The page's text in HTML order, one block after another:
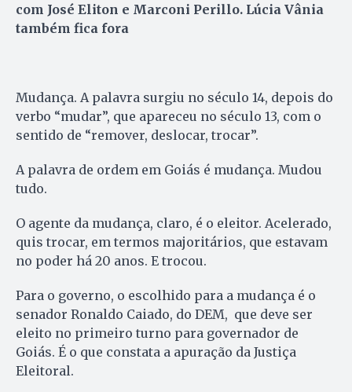
com José Eliton e Marconi Perillo. Lúcia Vânia
também fica fora
Mudança. A palavra surgiu no século 14, depois do
verbo “mudar”, que apareceu no século 13, com o
sentido de “remover, deslocar, trocar”.
A palavra de ordem em Goiás é mudança. Mudou
tudo.
O agente da mudança, claro, é o eleitor. Acelerado,
quis trocar, em termos majoritários, que estavam
no poder há 20 anos. E trocou.
Para o governo, o escolhido para a mudança é o
senador Ronaldo Caiado, do DEM, que deve ser
eleito no primeiro turno para governador de
Goiás. É o que constata a apuração da Justiça
Eleitoral.